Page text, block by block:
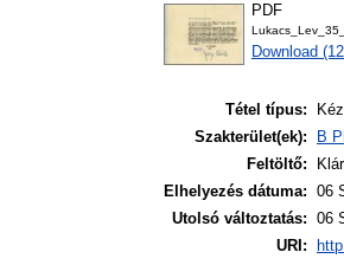
PDF
Download
Tétel típus:
Szakterület(ek):
B
Feltöltő:
Elhelyezés dátuma: 06
Utolsó változtatás: 06
URI: